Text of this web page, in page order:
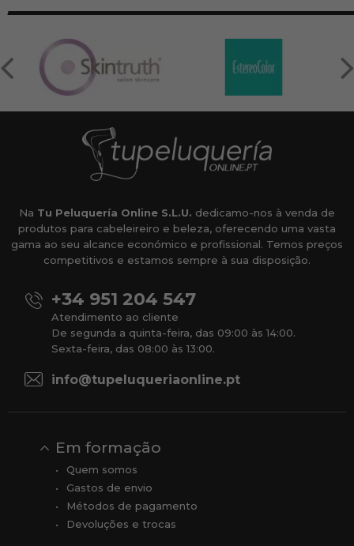
Na Tu Peluquería Online S.L.U. dedicamo-nos à venda de
produtos para cabeleireiro e beleza, oferecendo uma vasta
gama ao seu alcance económico e profissional. Temos preços
competitivos e estamos sempre à sua disposição.
+34 951 204 547
Atendimento ao cliente
De segunda a quinta-feira, das 09:00 às 14:00.
Sexta-feira, das 08:00 às 13:00.
info@tupeluqueriaonline.pt
Em formação
Quem somos
Gastos de envio
Métodos de pagamento
Devoluções e trocas